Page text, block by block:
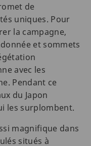
de
uniques. Pour
la campagne,
et sommets
avec les
Pendant ce
du Japon
les surplombent.
magnifique dans
situés à